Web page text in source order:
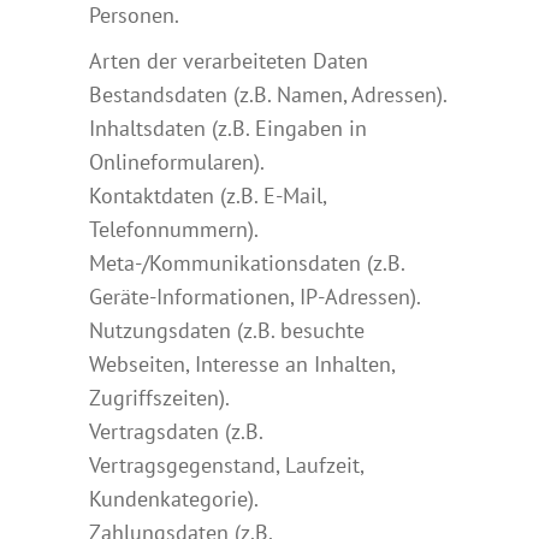
Personen.
Arten der verarbeiteten Daten
Bestandsdaten (z.B. Namen, Adressen).
Inhaltsdaten (z.B. Eingaben in
Onlineformularen).
Kontaktdaten (z.B. E-Mail,
Telefonnummern).
Meta-/Kommunikationsdaten (z.B.
Geräte-Informationen, IP-Adressen).
Nutzungsdaten (z.B. besuchte
Webseiten, Interesse an Inhalten,
Zugriffszeiten).
Vertragsdaten (z.B.
Vertragsgegenstand, Laufzeit,
Kundenkategorie).
Zahlungsdaten (z.B.